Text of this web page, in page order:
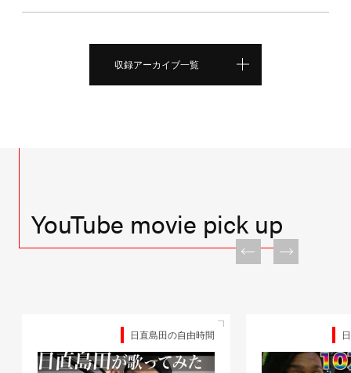
収録アーカイブ一覧
YouTube movie pick up
日直島田の自由時間